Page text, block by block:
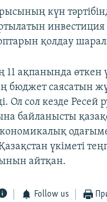
күн
қолдау
ақпанында өткен
бюджет саясатын
Ол сол кезде
байланысты
үкіметі
айтқан.
Follow us